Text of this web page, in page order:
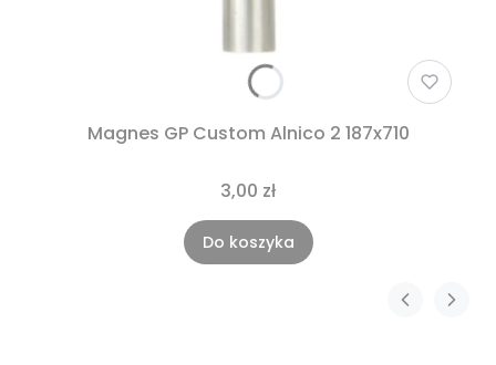
Magnes GP Custom Alnico 2 187x710
3,00 zł
Do koszyka